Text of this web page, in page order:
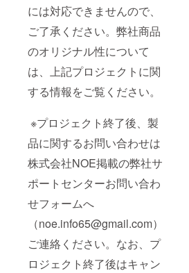
には対応できませんので、
ご了承ください。弊社商品
のオリジナル性について
は、上記プロジェクトに関
する情報をご覧ください。
※プロジェクト終了後、製
品に関するお問い合わせは
株式会社NOE掲載の弊社サ
ポートセンターお問い合わ
せフォームへ
（noe.info65@gmail.com）
ご連絡ください。なお、プ
ロジェクト終了後はキャン